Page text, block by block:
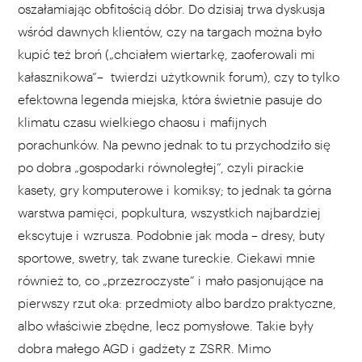
oszałamiając obfitością dóbr. Do dzisiaj trwa dyskusja
wśród dawnych klientów, czy na targach można było
kupić też broń („chciałem wiertarkę, zaoferowali mi
kałasznikowa”– twierdzi użytkownik forum), czy to tylko
efektowna legenda miejska, która świetnie pasuje do
klimatu czasu wielkiego chaosu i mafijnych
porachunków. Na pewno jednak to tu przychodziło się
po dobra „gospodarki równoległej”, czyli pirackie
kasety, gry komputerowe i komiksy; to jednak ta górna
warstwa pamięci, popkultura, wszystkich najbardziej
ekscytuje i wzrusza. Podobnie jak moda – dresy, buty
sportowe, swetry, tak zwane tureckie. Ciekawi mnie
również to, co „przezroczyste” i mało pasjonujące na
pierwszy rzut oka: przedmioty albo bardzo praktyczne,
albo właściwie zbędne, lecz pomysłowe. Takie były
dobra małego AGD i gadżety z ZSRR. Mimo